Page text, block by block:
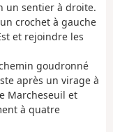
un sentier à droite.
crochet à gauche
et rejoindre les
goudronné
après un virage à
Marcheseuil et
à quatre